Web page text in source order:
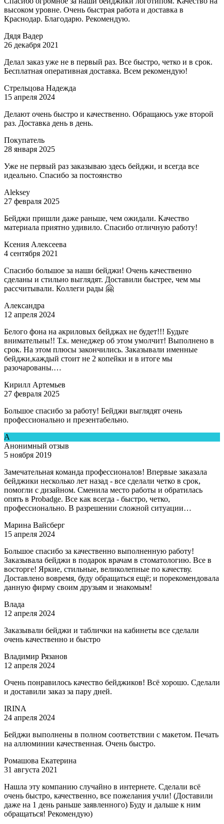
высоком уровне. Очень быстрая работа и доставка в
Краснодар. Благодарю. Рекомендую.
Дядя Вадер
26 декабря 2021
Делал заказ уже не в первый раз. Все быстро, четко и в срок.
Бесплатная оперативная доставка. Всем рекомендую!
Стрельцова Надежда
15 апреля 2024
Делают очень быстро и качественно. Обращаюсь уже второй
раз. Доставка день в день.
Покупатель
28 января 2025
Уже не первый раз заказываю здесь бейджи, и всегда все
идеально. Спасибо за постоянство
Aleksey
27 февраля 2025
Бейджи пришли даже раньше, чем ожидали. Качество
материала приятно удивило. Спасибо отличную работу!
Ксения Алексеева
4 сентября 2021
Спасибо большое за наши бейджи! Очень качественно
сделаны и стильно выглядят. Доставили быстрее, чем мы
рассчитывали. Коллеги рады 🤗
Александра
12 апреля 2024
Белого фона на акриловых бейджах не будет!!! Будьте
внимательны!! Т.к. менеджер об этом умолчит! Выполнено в
срок. На этом плюсы закончились. Заказывали именные
бейджи,каждый стоит не 2 копейки и в итоге мы
разочарованы.…
Кирилл Артемьев
27 февраля 2025
Большое спасибо за работу! Бейджи выглядят очень
профессионально и презентабельно.
А
Анонимный отзыв
5 ноября 2019
Замечательная команда профессионалов! Впервые заказала
бейджики несколько лет назад - все сделали четко в срок,
помогли с дизайном. Сменила место работы и обратилась
опять в Рrobadge. Все как всегда - быстро, четко,
профессионально. В разрешении сложной ситуации…
Марина Вайсберг
15 апреля 2024
Большое спасибо за качественно выполненную работу!
Заказывала бейджи в подарок врачам в стоматологию. Все в
восторге! Яркие, стильные, великолепные по качеству.
Доставлено вовремя, буду обращаться ещё; и порекомендовала
данную фирму своим друзьям и знакомым!
Влада
12 апреля 2024
Заказывали бейджи и таблички на кабинеты все сделали
очень качественно и быстро
Владимир Рязанов
12 апреля 2024
Очень понравилось качество бейджиков! Всё хорошо. Сделали
и доставили заказ за пару дней.
IRINA
24 апреля 2024
Бейджи выполнены в полном соответствии с макетом. Печать
на аллюминии качественная. Очень быстро.
Ромашова Екатерина
31 августа 2021
Нашла эту компанию случайно в интернете. Сделали всё
очень быстро, качественно, все пожелания учли! (Доставили
даже на 1 день раньше заявленного) Буду и дальше к ним
обращаться! Рекомендую)